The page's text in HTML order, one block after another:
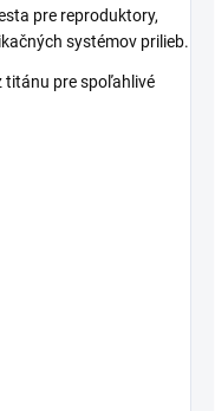
pre reproduktory,
systémov prilieb.
titánu pre spoľahlivé